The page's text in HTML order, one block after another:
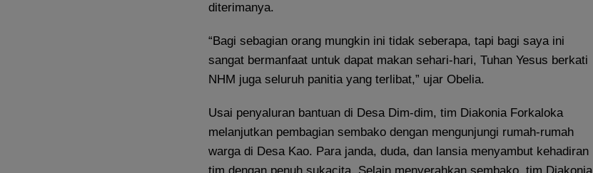
diterimanya.
“Bagi sebagian orang mungkin ini tidak seberapa, tapi bagi saya ini
sangat bermanfaat untuk dapat makan sehari-hari, Tuhan Yesus berkati
NHM juga seluruh panitia yang terlibat,” ujar Obelia.
Usai penyaluran bantuan di Desa Dim-dim, tim Diakonia Forkaloka
melanjutkan pembagian sembako dengan mengunjungi rumah-rumah
warga di Desa Kao. Para janda, duda, dan lansia menyambut kehadiran